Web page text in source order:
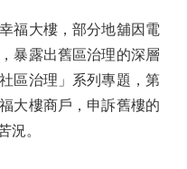
大樓，部分地舖因電
暴露出舊區治理的深層
區治理」系列專題，第
大樓商戶，申訴舊樓的
況。